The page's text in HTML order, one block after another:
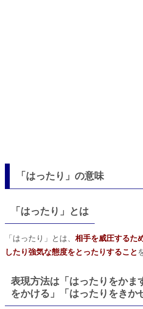
「はったり」の意味
「はったり」とは
「はったり」とは、 相手を威圧するた
したり強気な態度をとったりすること
表現方法は「はったりをかま
をかける」「はったりをきか